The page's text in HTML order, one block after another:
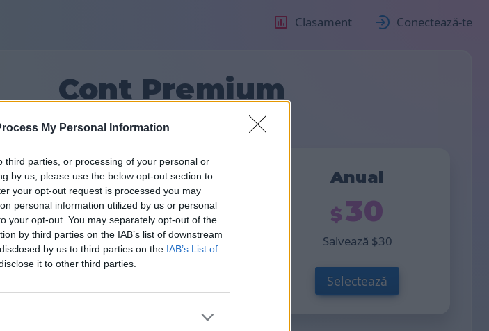
My Personal Information
parties, or processing of your personal or
by us, please use the below opt-out section to
your opt-out request is processed you may
personal information utilized by us or personal
your opt-out. You may separately opt-out of the
by third parties on the IAB’s list of downstream
by us to third parties on the IAB’s List of
it to other third parties.
Clasament Conectează-te
Cont Premium
Semestrial
20
Salvează 10
Anual
30
Salvează 30